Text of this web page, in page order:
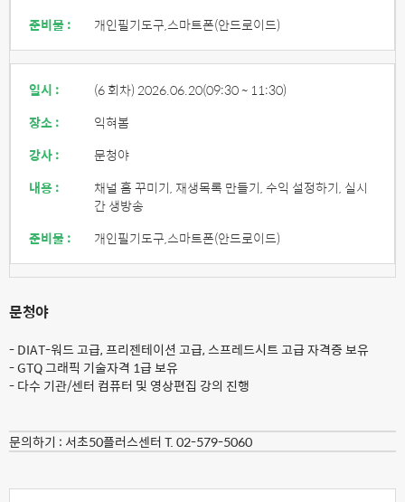
준비물 :
개인필기도구,스마트폰(안드로이드)
일시 : (6 회차) 2026.06.20(09:30 ~ 11:30)
장소 :
익혀봄
강사 :
문청야
내용 :
채널 홈 꾸미기, 재생목록 만들기, 수익 설정하기, 실시
간 생방송
준비물 :
개인필기도구,스마트폰(안드로이드)
문청야
- DIAT-워드 고급, 프리젠테이션 고급, 스프레드시트 고급 자격증 보유
- GTQ 그래픽 기술자격 1급 보유
- 다수 기관/센터 컴퓨터 및 영상편집 강의 진행
문의하기 : 서초50플러스센터 T. 02-579-5060